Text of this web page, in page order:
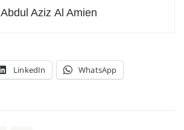
Abdul Aziz Al Amien
LinkedIn WhatsApp